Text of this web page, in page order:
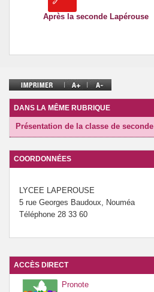
Après la seconde Lapérouse
DANS LA MÊME RUBRIQUE
Présentation de la classe de seconde
COORDONNÉES
LYCEE LAPEROUSE
5 rue Georges Baudoux, Nouméa
Téléphone 28 33 60
ACCÈS DIRECT
Pronote